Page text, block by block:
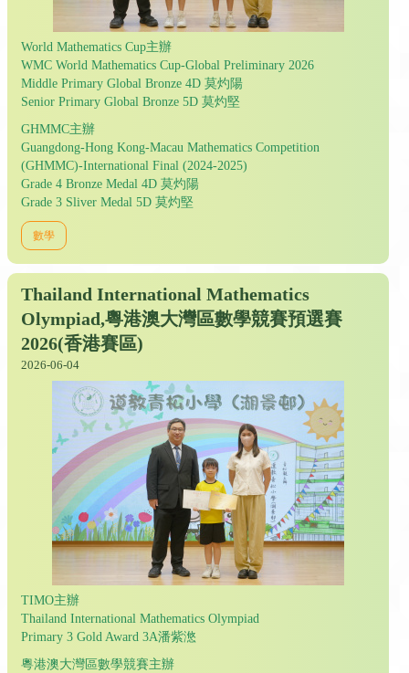
World Mathematics Cup主辦
WMC World Mathematics Cup-Global Preliminary 2026
Middle Primary Global Bronze 4D 莫灼陽
Senior Primary Global Bronze 5D 莫灼堅
GHMMC主辦
Guangdong-Hong Kong-Macau Mathematics Competition
(GHMMC)-International Final (2024-2025)
Grade 4 Bronze Medal 4D 莫灼陽
Grade 3 Sliver Medal 5D 莫灼堅
數學
Thailand International Mathematics
Olympiad,粵港澳大灣區數學競賽預選賽
2026(香港賽區)
2026-06-04
TIMO主辦
Thailand International Mathematics Olympiad
Primary 3 Gold Award 3A潘紫滺
粵港澳大灣區數學競賽主辦